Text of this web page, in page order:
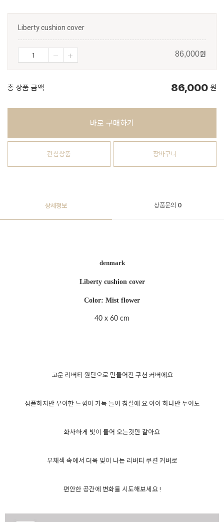
Liberty cushion cover
86,000원
총 상품 금액 86,000 원
바로 구매하기
관심상품 장바구니
상세정보 상품문의 0
denmark
Liberty cushion cover
Color: Mist flower
40 x 60 cm
고운 리버티 원단으로 만들어진 쿠션 커버에요
심플하지만 우아한 느낌이 가득 들어 침실에 요 아이 하나만 두어도
화사하게 빛이 들어 오는것만 같아요
무채색 속에서 더욱 빛이 나는 리버티 쿠션 커버로
편안한 공간에 변화를 시도해보세요 !